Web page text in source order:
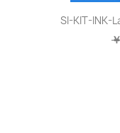
SI-KIT-INK-